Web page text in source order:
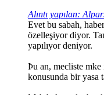
Alıntı yapılan:
Evet bu sabah,
özelleşiyor diyor.
yapılıyor deniyor.
Þu an, mecliste mke
konusunda bir yasa